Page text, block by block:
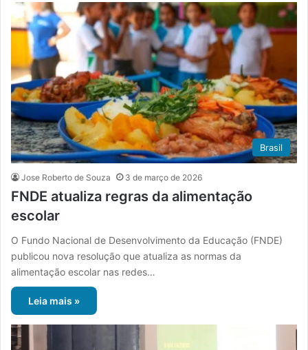
Brasil
Jose Roberto de Souza 3 de março de 2026
FNDE atualiza regras da alimentação
escolar
O Fundo Nacional de Desenvolvimento da Educação (FNDE)
publicou nova resolução que atualiza as normas da
alimentação escolar nas redes…
Leia mais »